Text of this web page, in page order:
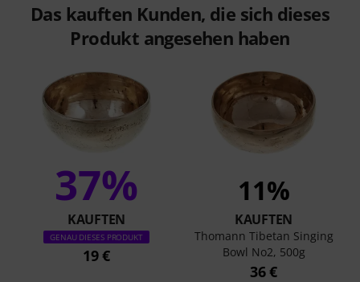
Das kauften Kunden, die sich dieses
Produkt angesehen haben
37%
KAUFTEN
GENAU DIESES PRODUKT
19 €
11%
KAUFTEN
Thomann Tibetan Singing
Bowl No2, 500g
36 €